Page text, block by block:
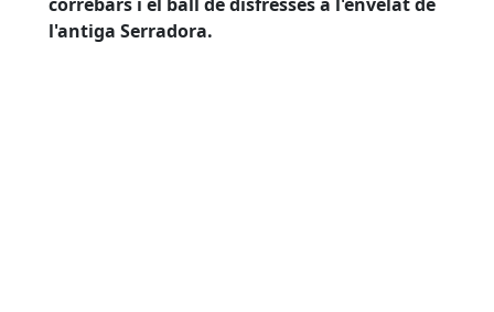
l'antiga Serradora.